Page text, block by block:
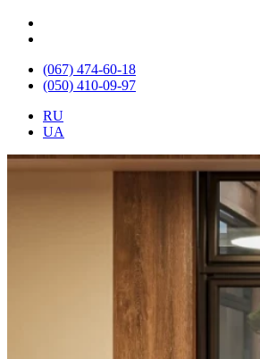
(067) 474-60-18
(050) 410-09-97
RU
UA